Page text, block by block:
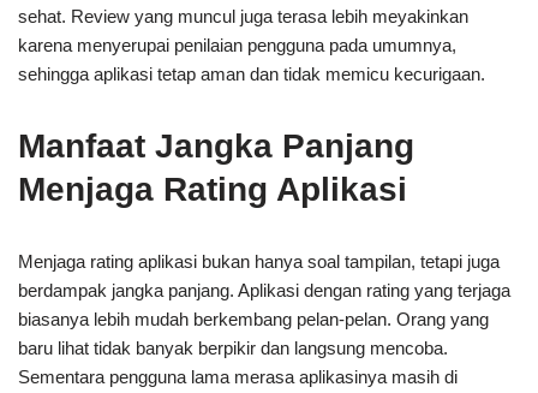
sehat. Review yang muncul juga terasa lebih meyakinkan
karena menyerupai penilaian pengguna pada umumnya,
sehingga aplikasi tetap aman dan tidak memicu kecurigaan.
Manfaat Jangka Panjang
Menjaga Rating Aplikasi
Menjaga rating aplikasi bukan hanya soal tampilan, tetapi juga
berdampak jangka panjang. Aplikasi dengan rating yang terjaga
biasanya lebih mudah berkembang pelan-pelan. Orang yang
baru lihat tidak banyak berpikir dan langsung mencoba.
Sementara pengguna lama merasa aplikasinya masih di